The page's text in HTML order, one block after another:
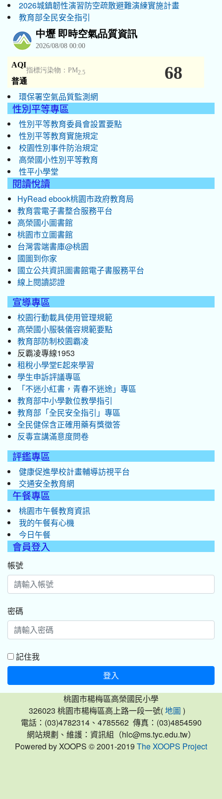
2026城鎮韌性演習防空疏散避難演練實施計畫
教育部全民安全指引
環保署空氣品質監測網
性別平等專區
性別平等教育委員會設置要點
性別平等教育實施規定
校園性別事件防治規定
高榮國小性別平等教育
性平小學堂
閱讀悅讀
HyRead ebook桃園市政府教育局
教育雲電子書整合服務平台
高榮國小圖書館
桃園市立圖書館
台灣雲端書庫@桃園
國圖到你家
國立公共資訊圖書館電子書服務平台
線上閱讀認證
宣導專區
校園行動載具使用管理規範
高榮國小服裝儀容規範要點
教育部防制校園霸凌
反霸凌專線1953
租稅小學堂E起來學習
學生申訴評議專區
「不迷小紅書，青春不迷途」專區
教育部中小學數位教學指引
教育部「全民安全指引」專區
全民健保含正確用藥有獎徵答
反毒宣講滿意度問卷
評鑑專區
健康促進學校計畫輔導訪視平台
交通安全教育網
午餐專區
桃園市午餐教育資訊
我的午餐有心機
今日午餐
會員登入
帳號
密碼
記住我
登入
桃園市楊梅區高榮國民小學
326023 桃園市楊梅區高上路一段一號( 地圖 )
電話：(03)4782314、4785562 傳真：(03)4854590
網站規劃、維護：資訊組（hlc@ms.tyc.edu.tw）
Powered by XOOPS © 2001-2019 The XOOPS Project